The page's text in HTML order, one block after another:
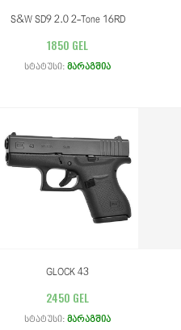
S&W SD9 2.0 2-Tone 16RD
1850 GEL
სტატუსი:მარაგშია
GLOCK 43
2450 GEL
სტატუსი:მარაგშია